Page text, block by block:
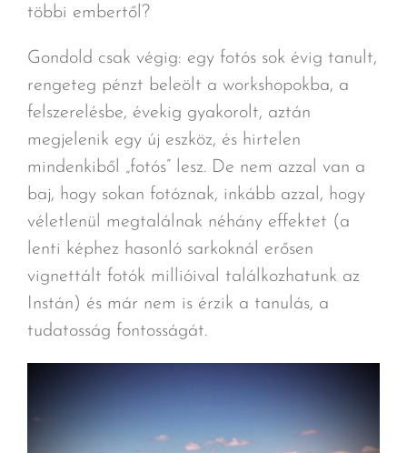
többi embertől?
Gondold csak végig: egy fotós sok évig tanult,
rengeteg pénzt beleölt a workshopokba, a
felszerelésbe, évekig gyakorolt, aztán
megjelenik egy új eszköz, és hirtelen
mindenkiből „fotós” lesz. De nem azzal van a
baj, hogy sokan fotóznak, inkább azzal, hogy
véletlenül megtalálnak néhány effektet (a
lenti képhez hasonló sarkoknál erősen
vignettált fotók millióival találkozhatunk az
Instán) és már nem is érzik a tanulás, a
tudatosság fontosságát.